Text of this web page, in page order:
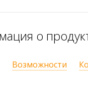
о
Возможности